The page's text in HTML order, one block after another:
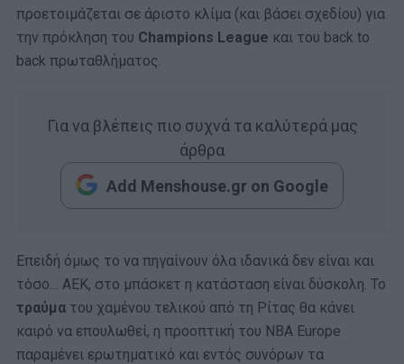
προετοιμάζεται σε άριστο κλίμα (και βάσει σχεδίου) για
την πρόκληση του Champions League και του back to
back πρωταθλήματος.
Για να βλέπεις πιο συχνά τα καλύτερά μας
άρθρα
Add Menshouse.gr on Google
Επειδή όμως το να πηγαίνουν όλα ιδανικά δεν είναι και
τόσο… ΑΕΚ, στο μπάσκετ η κατάσταση είναι δύσκολη. Το
τραύμα του χαμένου τελικού από τη Ρίτας θα κάνει
καιρό να επουλωθεί, η προοπτική του NBA Europe
παραμένει ερωτηματικό και εντός συνόρων τα